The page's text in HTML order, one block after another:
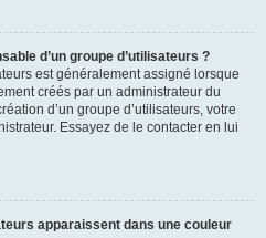
d’un groupe d’utilisateurs ?
est généralement assigné lorsque
créés par un administrateur du
d’un groupe d’utilisateurs, votre
Essayez de le contacter en lui
apparaissent dans une couleur